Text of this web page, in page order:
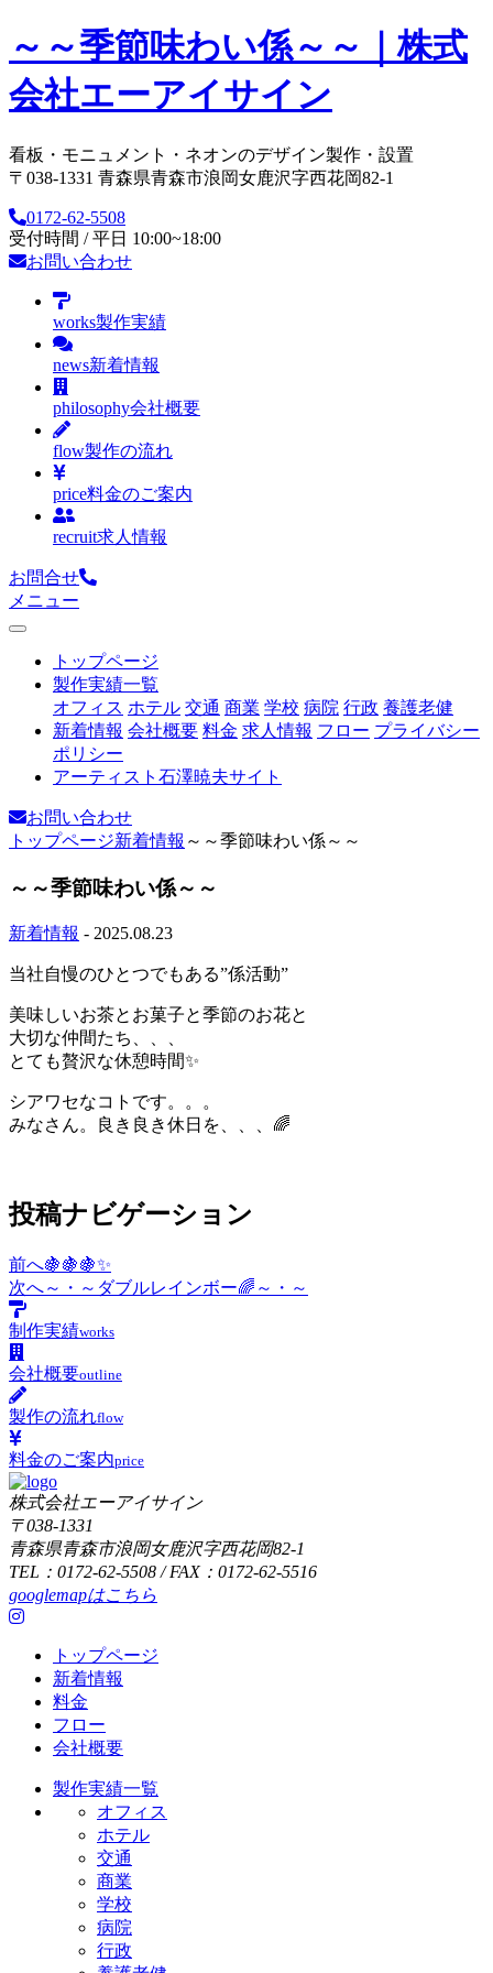
～～季節味わい係～～｜株式
会社エーアイサイン
看板・モニュメント・ネオンのデザイン製作・設置
〒038-1331 青森県青森市浪岡女鹿沢字西花岡82-1
0172-62-5508
受付時間 / 平日 10:00~18:00
お問い合わせ
works製作実績
news新着情報
philosophy会社概要
flow製作の流れ
price料金のご案内
recruit求人情報
お問合せ
メニュー
トップページ
製作実績一覧
オフィス ホテル 交通 商業 学校 病院 行政 養護老健
新着情報 会社概要 料金 求人情報 フロー プライバシー
ポリシー
アーティスト石澤暁夫サイト
お問い合わせ
トップページ新着情報 ～～季節味わい係～～
～～季節味わい係～～
新着情報 - 2025.08.23
当社自慢のひとつでもある”係活動”
美味しいお茶とお菓子と季節のお花と
大切な仲間たち、、、
とても贅沢な休憩時間✨
シアワセなコトです。。。
みなさん。良き良き休日を、、、🌈
投稿ナビゲーション
前へ🍇🍇🍇✨
次へ～・～ダブルレインボー🌈～・～
制作実績works
会社概要outline
製作の流れflow
料金のご案内price
株式会社エーアイサイン
〒038-1331
青森県青森市浪岡女鹿沢字西花岡82-1
TEL：0172-62-5508 / FAX：0172-62-5516
googlemapはこちら
トップページ
新着情報
料金
フロー
会社概要
製作実績一覧
オフィス
ホテル
交通
商業
学校
病院
行政